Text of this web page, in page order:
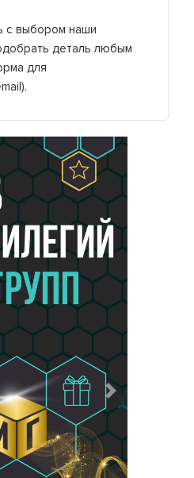
с выбором наши
деталь любым
для
Следующий